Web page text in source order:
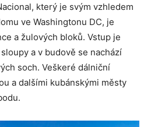
který je svým vzhledem
ve Washingtonu DC, je
a žulových bloků. Vstup je
a v budově se nachází
soch. Veškeré dálniční
a dalšími kubánskými městy